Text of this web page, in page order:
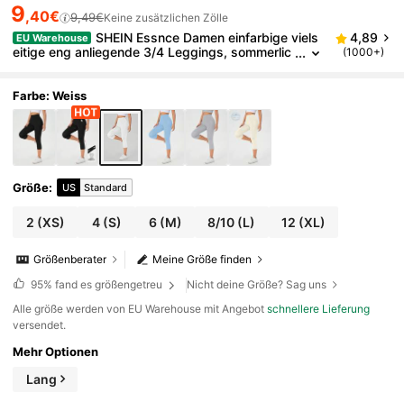
9,40€ 9,49€Keine zusätzlichen Zölle
EU Warehouse
SHEIN Essnce Damen einfarbige viels
eitige eng anliegende 3/4 Leggings, sommerlic
4,89
(1000+)
Farbe: Weiss
Größe: US Standard
2 (XS) 4(S) 6(M) 8/10 (L) 12 (XL)
Meine Größe finden
Größenberater
95% fand es größengetreu
Nicht deine Größe? Sag uns
Alle größe werden von EU Warehouse mit Angebotschnellere Lieferung
versendet.
Mehr Optionen
Lang